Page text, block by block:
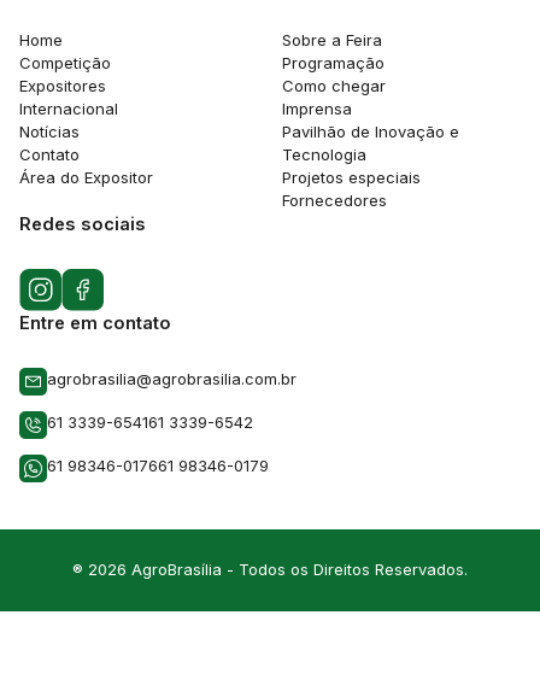
Home
Competição
Expositores
Internacional
Notícias
Contato
Área do Expositor
Sobre a Feira
Programação
Como chegar
Imprensa
Pavilhão de Inovação e
Tecnologia
Projetos especiais
Fornecedores
Redes sociais
Entre em contato
agrobrasilia@agrobrasilia.com.br
61 3339-654161 3339-6542
61 98346-017661 98346-0179
® 2026 AgroBrasília - Todos os Direitos Reservados.